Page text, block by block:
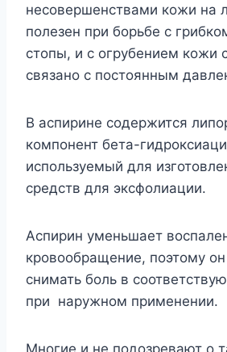
несовершенствами кожи на
полезен при борьбе с
стопы, и с огрубением кожи
связано с постоянным
В аспирине содержится
компонент бета-
используемый для
средств для эксфолиации.
Аспирин уменьшает
кровообращение, поэтому
снимать боль в
при наружном применении.
Многие и не подозревают о